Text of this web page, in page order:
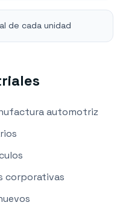
de cada unidad
automotriz
corporativas